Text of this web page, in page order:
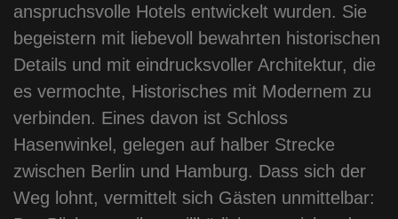
anspruchsvolle Hotels entwickelt wurden. Sie
begeistern mit liebevoll bewahrten historischen
Details und mit eindrucksvoller Architektur, die
es vermochte, Historisches mit Modernem zu
verbinden. Eines davon ist Schloss
Hasenwinkel, gelegen auf halber Strecke
zwischen Berlin und Hamburg. Dass sich der
Weg lohnt, vermittelt sich Gästen unmittelbar: